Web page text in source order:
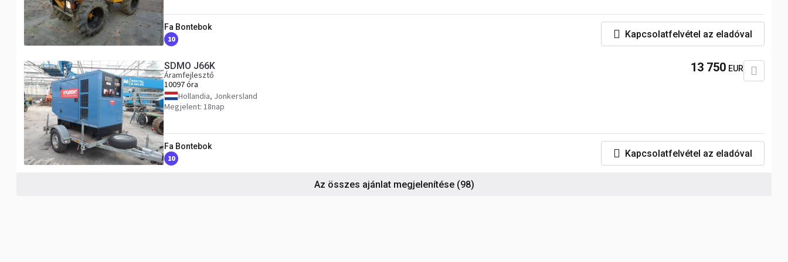
Fa Bontebok
10 Kapcsolatfelvétel az eladóval
SDMO J66K
Áramfejlesztő
10097 óra
Hollandia, Jonkersland
Megjelent: 18nap
13 750 EUR
Fa Bontebok
10 Kapcsolatfelvétel az eladóval
Az összes ajánlat megjelenítése (98)